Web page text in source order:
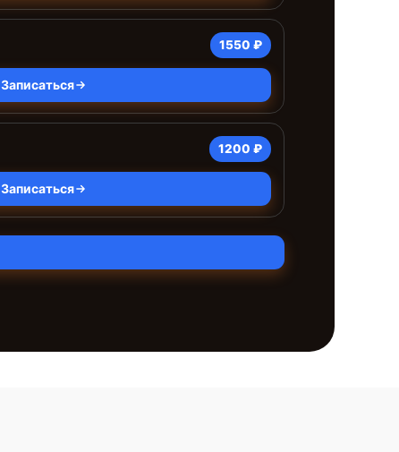
1550 ₽
Записаться
1200 ₽
Записаться